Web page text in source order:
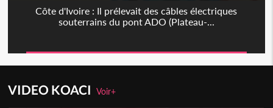
Côte d'Ivoire : Il prélevait des câbles électriques
souterrains du pont ADO (Plateau-...
VIDEO KOACIVoir+